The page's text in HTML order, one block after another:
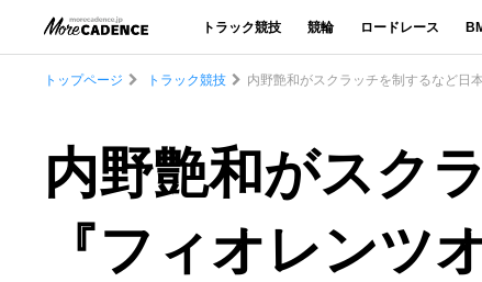
トラック競技 競輪 ロードレース
トップページ トラック競技 内野艶和がスクラッチを制するなど日
内野艶和がスク
『フィオレンツ